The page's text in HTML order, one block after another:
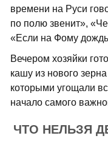
времени на Руси
по полю звенит»,
«Если на Фому дождь
Вечером хозяйки
кашу из нового
которыми угощали
начало самого
ЧТО НЕЛЬЗЯ